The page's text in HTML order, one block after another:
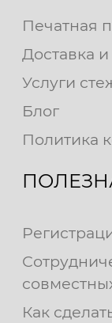
Печатная
Доставка
Услуги
Блог
Политика
Как